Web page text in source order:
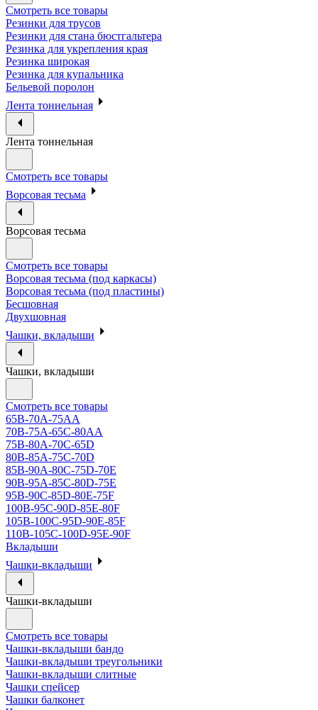
Смотреть все товары
Резинки для трусов
Резинки для стана бюстгальтера
Резинка для укрепления края
Резинка широкая
Резинка для купальника
Бельевой поролон
Лента тоннельная
Лента тоннельная
Смотреть все товары
Ворсовая тесьма
Ворсовая тесьма
Смотреть все товары
Ворсовая тесьма (под каркасы)
Ворсовая тесьма (под пластины)
Бесшовная
Двухшовная
Чашки, вкладыши
Чашки, вкладыши
Смотреть все товары
65B-70A-75АА
70В-75А-65С-80АА
75В-80А-70С-65D
80В-85А-75С-70D
85В-90А-80С-75D-70E
90B-95A-85C-80D-75E
95B-90C-85D-80E-75F
100B-95C-90D-85E-80F
105B-100C-95D-90E-85F
110B-105C-100D-95E-90F
Вкладыши
Чашки-вкладыши
Чашки-вкладыши
Смотреть все товары
Чашки-вкладыши бандо
Чашки-вкладыши треугольники
Чашки-вкладыши слитные
Чашки спейсер
Чашки балконет